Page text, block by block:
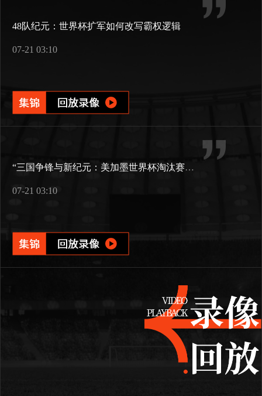
48队纪元：世界杯扩军如何改写霸权逻辑
07-21 03:10
“三国争锋与新纪元：美加墨世界杯淘汰赛版图重构”
07-21 03:10